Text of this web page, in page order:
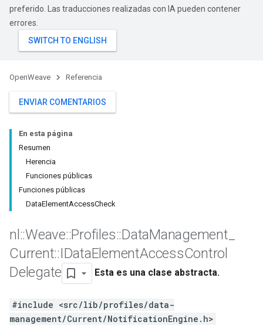
preferido. Las traducciones realizadas con IA pueden contener
errores.
OpenWeave Referencia
ENVIAR COMENTARIOS
En esta página
Resumen
Herencia
Funciones públicas
Funciones públicas
DataElementAccessCheck
nl ::Weave::Profiles::DataManagement
Current::IDataElementAccessControl
Delegate
Esta es una clase abstracta.
#include <src/lib/profiles/data-
management/Current/NotificationEngine.h>